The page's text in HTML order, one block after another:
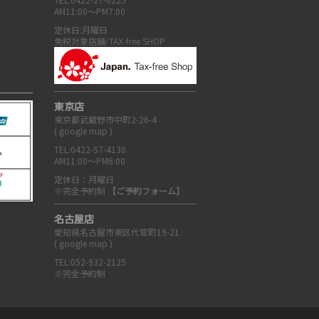
AM11:00～PM7:00
定休日:月曜日
免税対象店舗/TAX-free SHOP
東京店
東京都武蔵野市中町2-26-4
( google map )
TEL:0422-57-4130
AM11:00～PM6:00
定休日：月曜日
※完全予約制
【ご予約フォーム】
名古屋店
愛知県名古屋市東区代官町19-21
( google map )
TEL:052-932-2125
※完全予約制